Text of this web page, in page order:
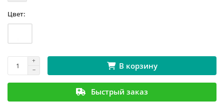
Цвет:
В корзину
Быстрый заказ